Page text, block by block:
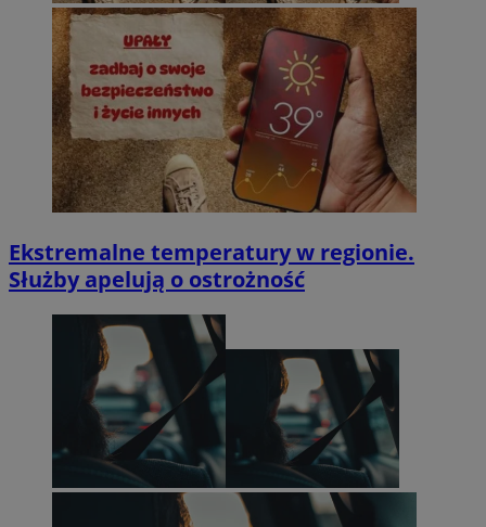
Ekstremalne temperatury w regionie.
Służby apelują o ostrożność